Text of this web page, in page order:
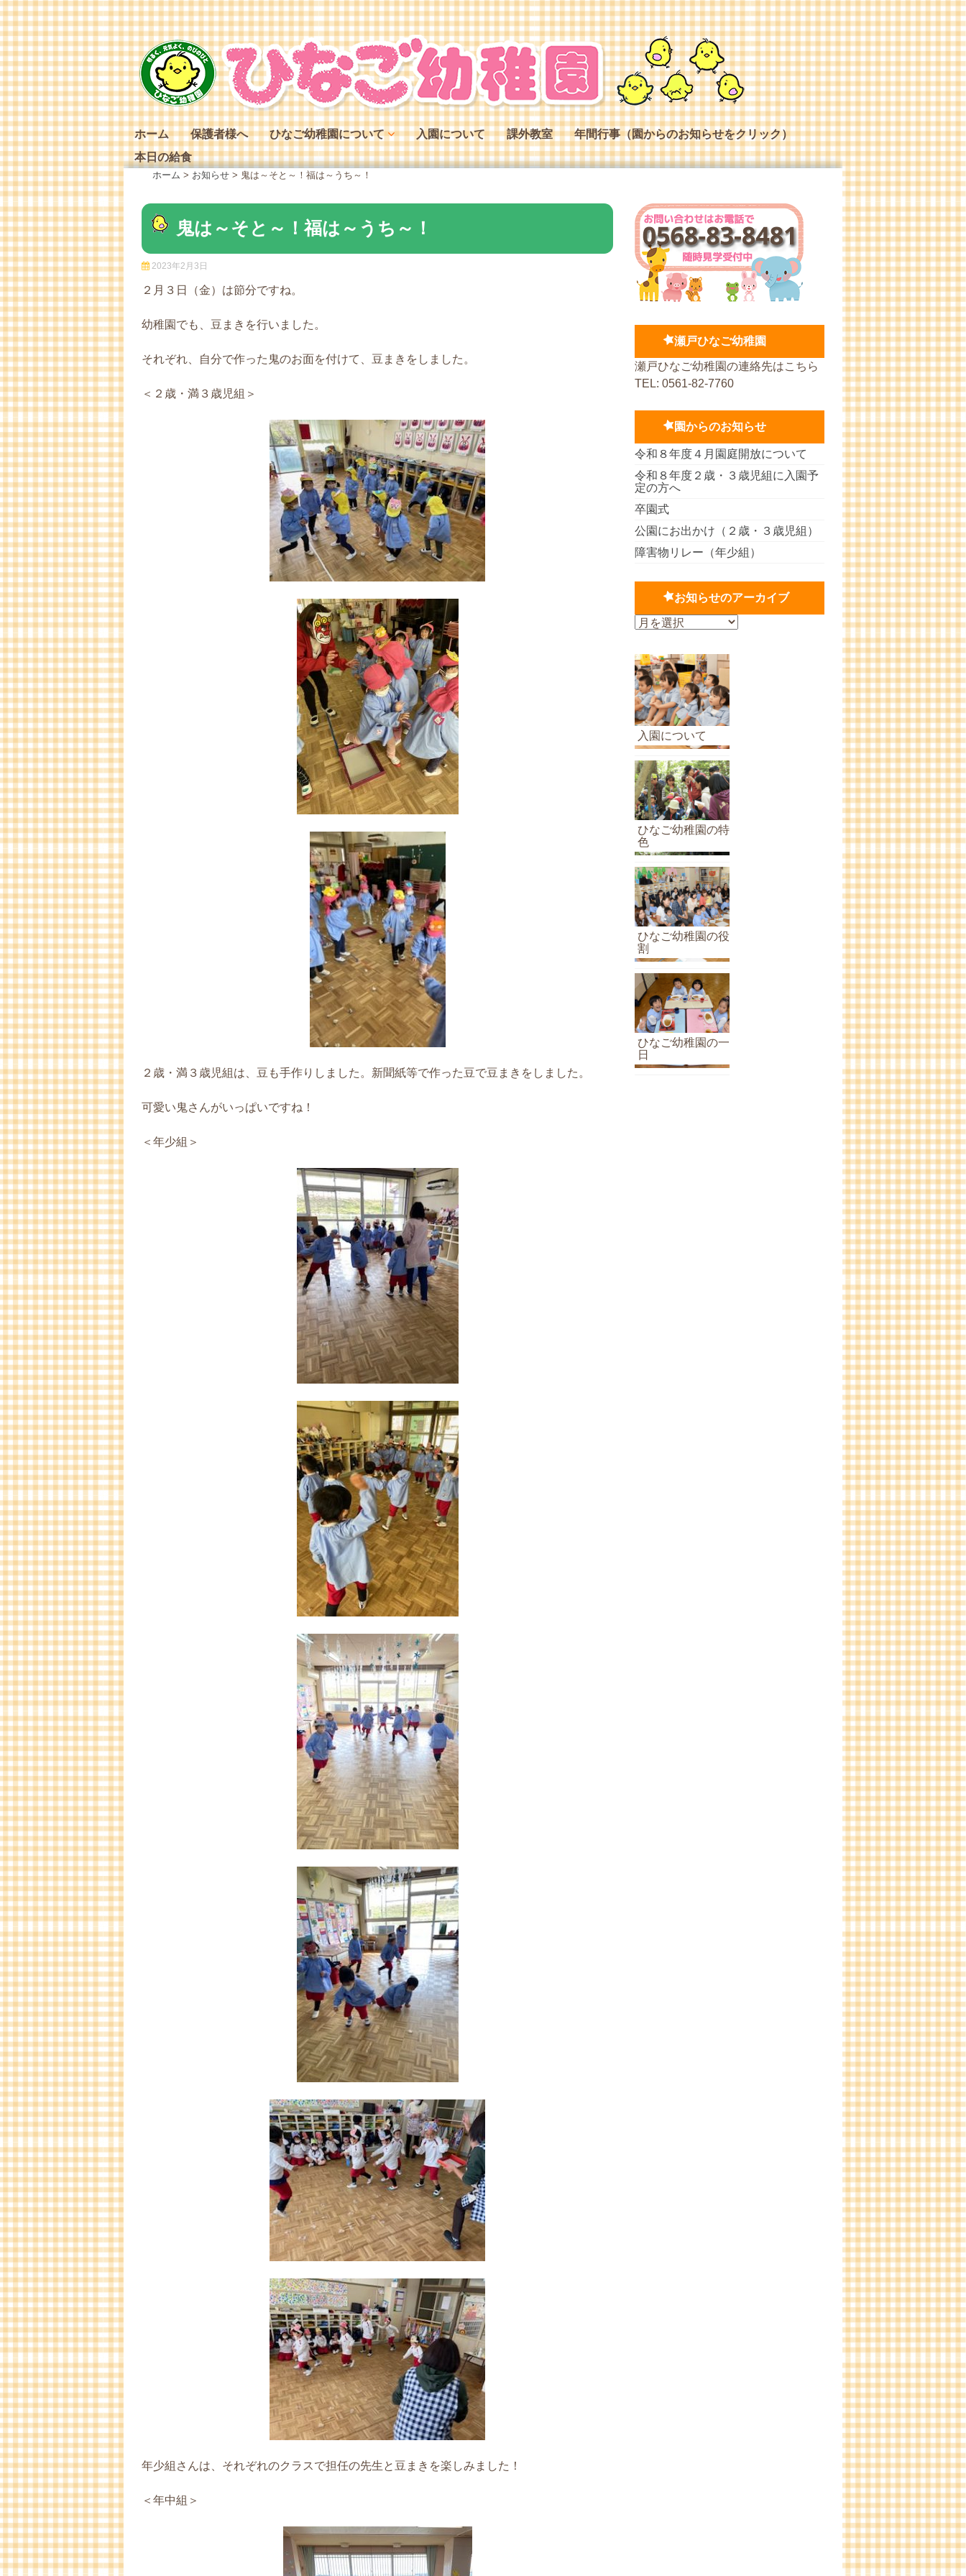
Skip
to
content
ホーム 保護者様へ
ひなご幼稚園について
ひなご幼稚園の特色
ひなご幼稚園の役割
ひなご幼稚園の一日
入園について 課外教室
年間行事（園からのお知らせをクリック）
本日の給食
ホーム > お知らせ > 鬼は～そと～！福は～うち～！
鬼は～そと～！福は～うち～！
2023年2月3日
２月３日（金）は節分ですね。
幼稚園でも、豆まきを行いました。
それぞれ、自分で作った鬼のお面を付けて、豆まきをしました。
＜２歳・満３歳児組＞
２歳・満３歳児組は、豆も手作りしました。新聞紙等で作った豆で豆まきをしました。
可愛い鬼さんがいっぱいですね！
＜年少組＞
年少組さんは、それぞれのクラスで担任の先生と豆まきを楽しみました！
＜年中組＞
瀬戸ひなご幼稚園
瀬戸ひなご幼稚園の連絡先はこちら
TEL: 0561-82-7760
園からのお知らせ
令和８年度４月園庭開放について
令和８年度２歳・３歳児組に入園予
定の方へ
卒園式
公園にお出かけ（２歳・３歳児組）
障害物リレー（年少組）
お知らせのアーカイブ
お
ら
せ
の
ア
ー
カ
イ
ブ
入園について
ひなご幼稚園の特
色
ひなご幼稚園の役
割
ひなご幼稚園の一
日